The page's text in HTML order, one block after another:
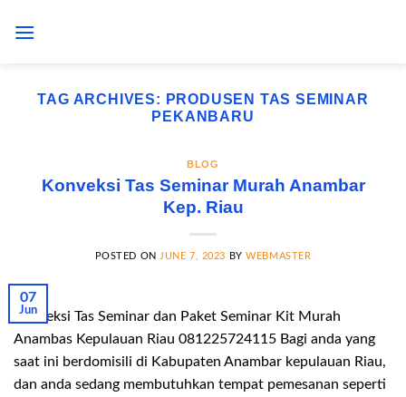
TAG ARCHIVES: PRODUSEN TAS SEMINAR
PEKANBARU
BLOG
Konveksi Tas Seminar Murah Anambar
Kep. Riau
POSTED ON JUNE 7, 2023 BYWEBMASTER
07
Jun
Konveksi Tas Seminar dan Paket Seminar Kit Murah
Anambas Kepulauan Riau 081225724115 Bagi anda yang
saat ini berdomisili di Kabupaten Anambar kepulauan Riau,
dan anda sedang membutuhkan tempat pemesanan seperti